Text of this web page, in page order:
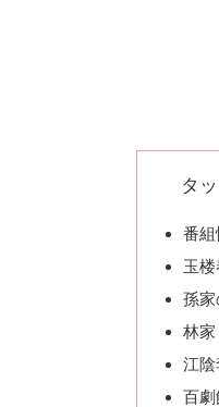
タ
番組
玉
孫家
林家
江陰
百劇